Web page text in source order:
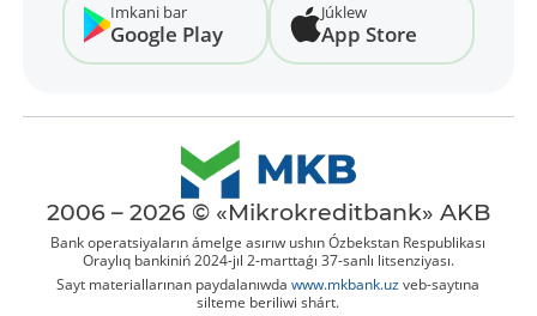
Imkani bar
Google Play
Júklew
App Store
2006 – 2026 © «Mikrokreditbank» AKB
Bank operatsiyaların ámelge asırıw ushın Ózbekstan Respublikası
Oraylıq bankiniń 2024-jıl 2-marttaǵı 37-sanlı litsenziyası.
Sayt materiallarınan paydalanıwdawww.mkbank.uz veb-saytına
silteme beriliwi shárt.